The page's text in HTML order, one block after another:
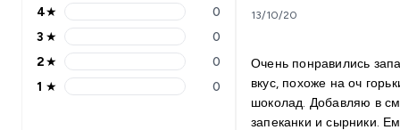
4★
0
3 ★
0
2★
0
1 ★ 0
13/10/20
Очень понравились
вкус, похоже на оч
шоколад. Добавляю в
запеканки и сырники. Ем